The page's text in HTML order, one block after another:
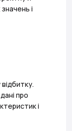
і
про
і